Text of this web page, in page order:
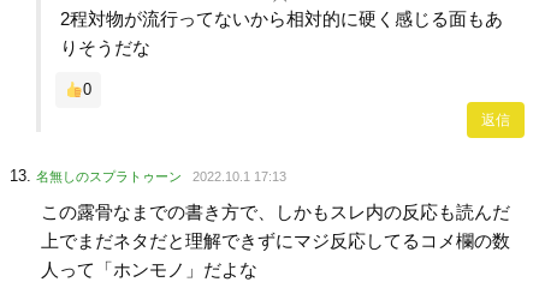
2程対物が流行ってないから相対的に硬く感じる面もあ
りそうだな
0
返信
名無しのスプラトゥーン 2022.10.1 17:13
この露骨なまでの書き方で、しかもスレ内の反応も読んだ
上でまだネタだと理解できずにマジ反応してるコメ欄の数
人って「ホンモノ」だよな